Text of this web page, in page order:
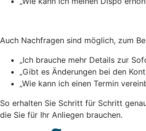
Auch Nachfragen sind möglich, zum
„Ich brauche mehr Details zur
„Gibt es Änderungen bei den
„Wie kann ich einen Termin
So erhalten Sie Schritt für Schritt
die Sie für Ihr Anliegen brauchen.